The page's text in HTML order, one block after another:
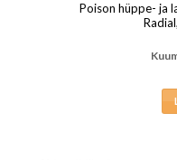
Poison hüppe- ja